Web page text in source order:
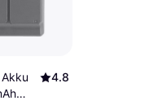
4.8